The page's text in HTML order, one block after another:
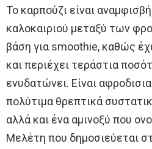
Το καρπούζι είναι
καλοκαιριού μεταξύ των
βάση για smoothie, καθώς
και περιέχει τεράστια
ενυδατώνει. Είναι
πολύτιμα θρεπτικά
αλλά και ένα αμινοξύ που
Μελέτη που δημοσιεύεται